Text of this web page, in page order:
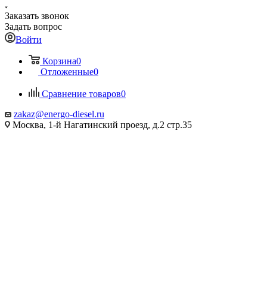
Заказать звонок
Задать вопрос
Войти
Корзина0
Отложенные0
Сравнение товаров0
zakaz@energo-diesel.ru
Москва, 1-й Нагатинский проезд, д.2 стр.35